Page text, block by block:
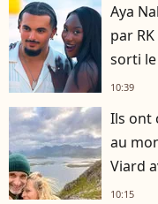
Aya
par
sorti
10:39
Ils ont
au
Viard
10:15